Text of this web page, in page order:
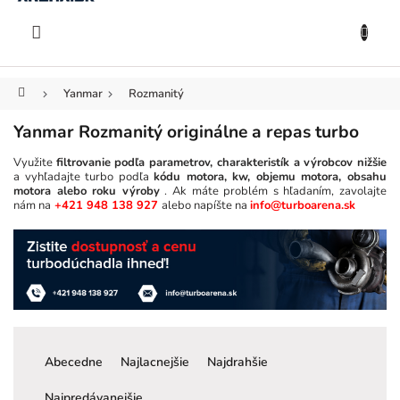
Prejsť
obsah
DomovYanmar Rozmanitý
Yanmar Rozmanitý originálne a repas turbo
Využite filtrovanie podľa parametrov, charakteristík a výrobcov nižšie
a vyhľadajte turbo podľakódu motora, kw, objemu motora, obsahu
motora alebo roku výroby. Ak máte problém s hľadaním, zavolajte
nám na +421 948 138 927 alebo napíšte na info@turboarena.sk
Abecedne Najlacnejšie Najdrahšie